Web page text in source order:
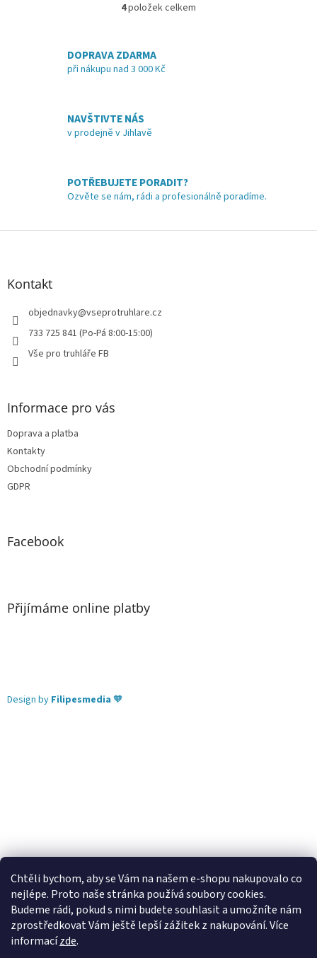
Chtěli bychom, aby se Vám na našem e-shopu nakupovalo co
nejlépe. Proto naše stránka používá soubory cookies.
Budeme rádi, pokud s nimi budete souhlasit a umožníte nám
zprostředkovat Vám ještě lepší zážitek z nakupování.Více
informacízde.
O
d
y
v
ý
i
4položek celkem
DOPRAVA ZDARMA
při nákupu nad 3 000 Kč
NAVŠTIVTE NÁS
v prodejně v Jihlavě
POTŘEBUJETE PORADIT?
Ozvěte se nám, rádi a profesionálně poradíme.
Z
Kontakt
objednavky@vseprotruhlare.cz
733 725 841 (Po-Pá 8:00-15:00)
Vše pro truhláře FB
Informace pro vás
Doprava a platba
Kontakty
Obchodní podmínky
GDPR
Facebook
Přijímáme online platby
Design by Filipesmedia 🧡
Lekva nábytek ubytování pod Pálavou kování Tulip
úchytky Gamet
úchytky Siro Blum - perfecting motion